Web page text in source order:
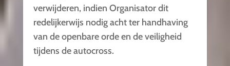
verwijderen, indien Organisator dit
redelijkerwijs nodig acht ter handhaving
van de openbare orde en de veiligheid
tijdens de autocross.